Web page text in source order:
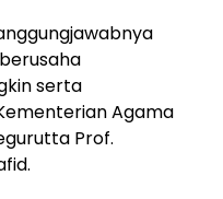
serta
Agama
Prof.